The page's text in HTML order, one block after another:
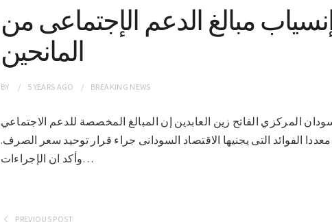
مبالغ الدعم الإجتماعى من
المانحين
BY 5 YEARS AGO BREAKING NEWS
بنك السودان المركزي الفاتح زين العابدين إن المبالغ المخصصة للدعم الاجتماعي
الفوائد التى يجنيها الاقتصاد السودانى جراء قرار توحيد سعر الصرف.
وأكد ان الإجراءات…
PREVIOUS POST